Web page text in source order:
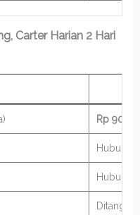
Carter Harian 2 Hari
Rp
Hubungi
Hubungi